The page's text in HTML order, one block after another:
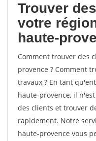
Trouver
votre
haute-
Comment trouver des
provence ? Comment
travaux ? En tant
haute-provence, il
des clients et trouver
rapidement. Notre
haute-provence vous